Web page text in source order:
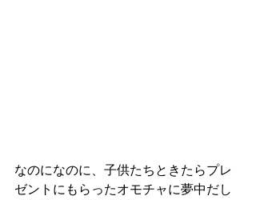
なのになのに、子供たちときたらプレ
ゼントにもらったオモチャに夢中だし